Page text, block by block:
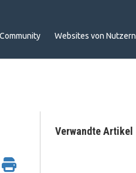
Community Websites von Nutzern
Verwandte Artikel